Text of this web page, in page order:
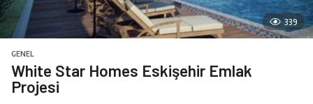
339
GENEL
White Star Homes Eskişehir Emlak
Projesi